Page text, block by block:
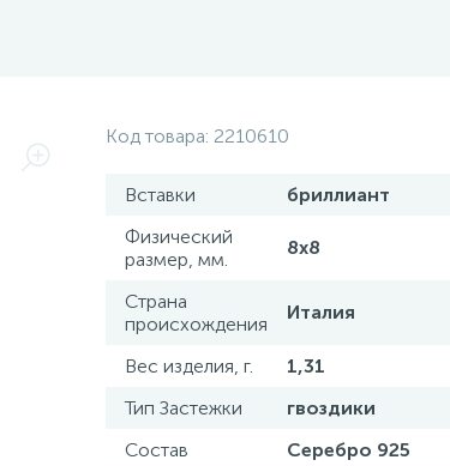
Код товара: 2210610
Вставки
бриллиант
Физический
размер, мм.
8х8
Страна
происхождения
Италия
Вес изделия, г.
1,31
Тип Застежки
гвоздики
Состав
Серебро 925